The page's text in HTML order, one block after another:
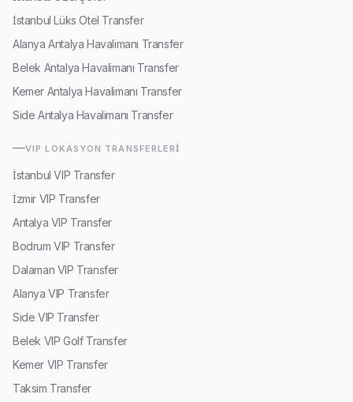
İstanbul Lüks Otel Transfer
Alanya Antalya Havalimanı Transfer
Belek Antalya Havalimanı Transfer
Kemer Antalya Havalimanı Transfer
Side Antalya Havalimanı Transfer
VIP LOKASYON TRANSFERLERI
İstanbul VIP Transfer
İzmir VIP Transfer
Antalya VIP Transfer
Bodrum VIP Transfer
Dalaman VIP Transfer
Alanya VIP Transfer
Side VIP Transfer
Belek VIP Golf Transfer
Kemer VIP Transfer
Taksim Transfer